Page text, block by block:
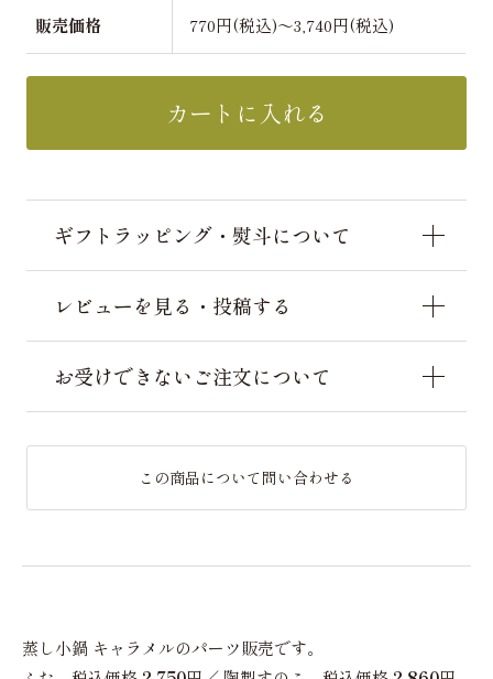
販売価格 770円(税込)～3,740円(税込)
カートに入れる
ギフトラッピング・熨斗について
レビューを見る・投稿する
お受けできないご注文について
この商品について問い合わせる
蒸し小鍋 キャラメルのパーツ販売です。